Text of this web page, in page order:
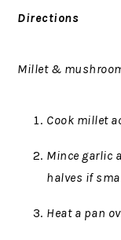
Directions
Millet &
Cook millet
Mince garlic
halves if
Heat a pan